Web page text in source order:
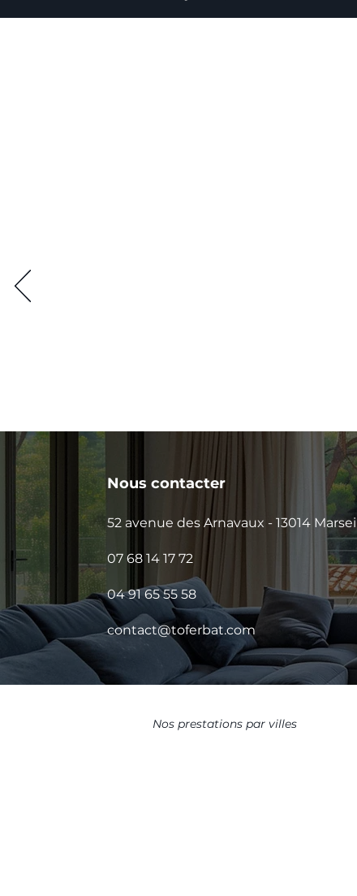
Nous contacter
52 avenue des Arnavaux - 13014
07 68 14 17 72
04 91 65 55 58
contact@toferbat.com
Nos prestations par villes